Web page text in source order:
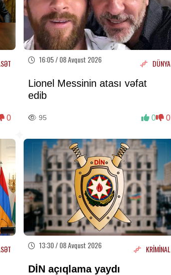
0
16:05 / 08 Avqust 2026 DÜNYA
Lionel Messinin atası vəfat
edib
95 0 0
13:30 / 08 Avqust 2026 KRİMİNAL
DİN açıqlama yaydı